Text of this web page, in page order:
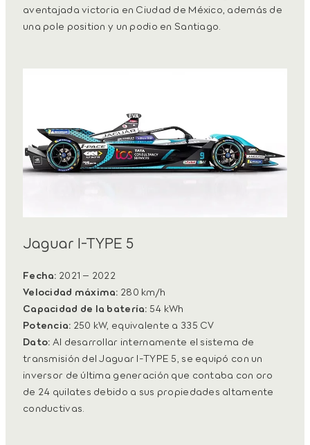
aventajada victoria en Ciudad de México, además de
una pole position y un podio en Santiago.
Jaguar I-TYPE 5
Fecha: 2021 – 2022
Velocidad máxima: 280 km/h
Capacidad de la batería: 54 kWh
Potencia: 250 kW, equivalente a 335 CV
Dato: Al desarrollar internamente el sistema de
transmisión del Jaguar I-TYPE 5, se equipó con un
inversor de última generación que contaba con oro
de 24 quilates debido a sus propiedades altamente
conductivas.